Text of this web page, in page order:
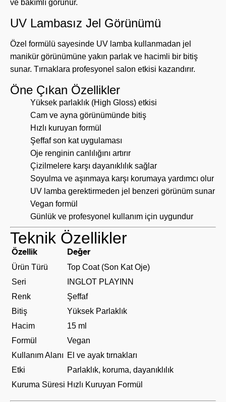
ve bakımlı görünür.
UV Lambasız Jel Görünümü
Özel formülü sayesinde UV lamba kullanmadan jel
manikür görünümüne yakın parlak ve hacimli bir bitiş
sunar. Tırnaklara profesyonel salon etkisi kazandırır.
Öne Çıkan Özellikler
Yüksek parlaklık (High Gloss) etkisi
Cam ve ayna görünümünde bitiş
Hızlı kuruyan formül
Şeffaf son kat uygulaması
Oje renginin canlılığını artırır
Çizilmelere karşı dayanıklılık sağlar
Soyulma ve aşınmaya karşı korumaya yardımcı olur
UV lamba gerektirmeden jel benzeri görünüm sunar
Vegan formül
Günlük ve profesyonel kullanım için uygundur
Teknik Özellikler
Özellik Değer
Ürün Türü
Top Coat (Son Kat Oje)
Seri
INGLOT PLAYINN
Renk
Şeffaf
Bitiş
Yüksek Parlaklık
Hacim
15 ml
Formül
Vegan
Kullanım Alanı El ve ayak tırnakları
Etki
Parlaklık, koruma, dayanıklılık
Kuruma Süresi Hızlı Kuruyan Formül